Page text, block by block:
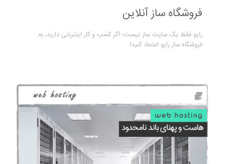
فروشگاه ساز آنلاین
رایو فقط یک سایت ساز نیست؛ اگر کسب و کار اینترنتی دارید، به
فروشگاه ساز رایو اعتماد کنید!